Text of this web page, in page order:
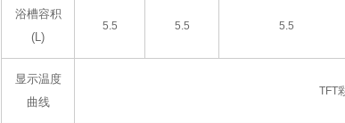
浴槽容积
(L)
5.5 5.5 5.5
显示温度
曲线
TFT